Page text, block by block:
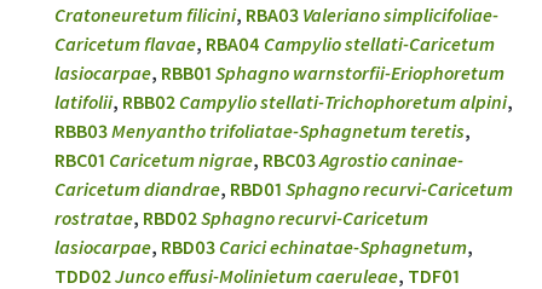
Cratoneuretum filicini, RBA03 Valeriano simplicifoliae-
Caricetum flavae, RBA04 Campylio stellati-Caricetum
lasiocarpae, RBB01Sphagno warnstorfii-Eriophoretum
latifolii, RBB02 Campylio stellati-Trichophoretum alpini,
RBB03Menyantho trifoliatae-Sphagnetum teretis,
RBC01 Caricetum nigrae, RBC03Agrostio caninae-
Caricetum diandrae, RBD01Sphagno recurvi-Caricetum
rostratae, RBD02Sphagno recurvi-Caricetum
lasiocarpae, RBD03 Carici echinatae-Sphagnetum,
TDD02Junco effusi-Molinietum caeruleae, TDF01